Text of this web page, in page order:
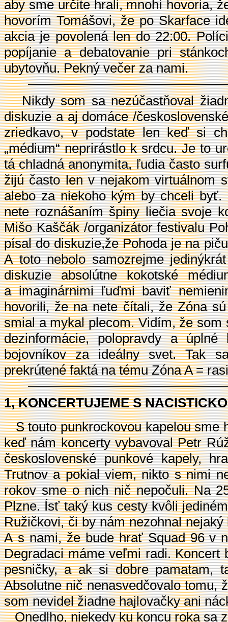
aby sme určite hrali, mnohí hovoria,
hovorím Tomášovi, že po Skarface
akcia je povolená len do 22:00.
popíjanie a debatovanie pri
ubytovňu. Pekný večer za nami.
Nikdy som sa nezúčastňoval
diskuzie a aj domáce /
zriedkavo, v podstate len keď si
„médium“ neprirástlo k srdcu. Je to
tá chladná anonymita, ľudia často
žijú často len v nejakom virtuálnom
alebo za niekoho kým by chceli
nete roznášaním špiny liečia svoje
Mišo Kaščák /organizátor festivalu
písal do diskuzie,že Pohoda je na
A toto nebolo samozrejme
diskuzie absolútne kokotské
a imaginárnimi ľuďmi baviť
hovorili, že na nete čítali, že Zóna
smial a mykal plecom. Vidím, že som
dezinformácie, polopravdy a
bojovníkov za ideálny svet. Tak
prekrútené faktá na tému Zóna A =
1, KONCERTUJEME S
S touto punkrockovou kapelou sme
keď nám koncerty vybavoval Petr
československé punkové kapely,
Trutnov a pokial viem, nikto s nimi
rokov sme o nich nič nepočuli. Na
Plzne. Ísť taký kus cesty kvôli
Ružičkovi, či by nám nezohnal
A s nami, že bude hrať Squad 96 v
Degradaci máme veľmi radi. Koncert
pesničky, a ak si dobre pamatam,
Absolutne nič nenasvedčovalo tomu,
som nevidel žiadne hajlovačky ani
Onedlho, niekedy ku koncu roka sa